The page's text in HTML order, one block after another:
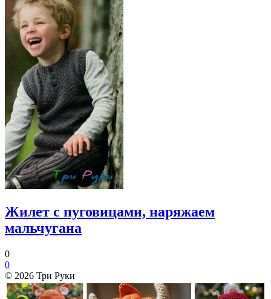
Жилет с пуговицами, наряжаем
мальчугана
0
0
© 2026 Три Руки